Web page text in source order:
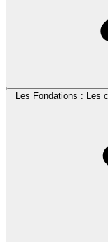
Les Fondations : Les